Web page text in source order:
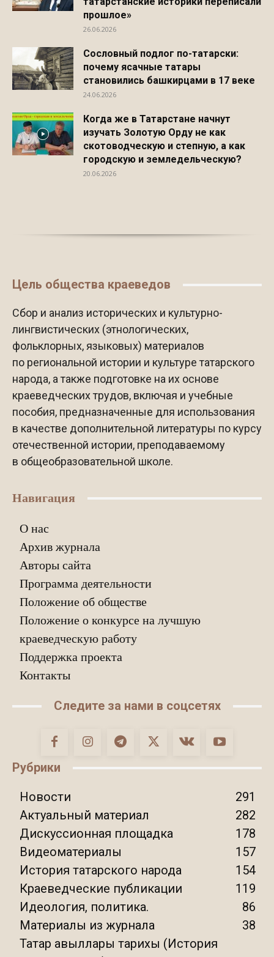
прошлое»
26.06.2026
Сословный подлог по-татарски:
почему ясачные татары
становились башкирцами в 17 веке
24.06.2026
Когда же в Татарстане начнут
изучать Золотую Орду не как
скотоводческую и степную, а как
городскую и земледельческую?
20.06.2026
Цель общества краеведов
Сбор и анализ исторических и культурно-
лингвистических (этнологических,
фольклорных, языковых) материалов
по региональной истории и культуре татарского
народа, а также подготовке на их основе
краеведческих трудов, включая и учебные
пособия, предназначенные для использования
в качестве дополнительной литературы по курсу
отечественной истории, преподаваемому
в общеобразовательной школе.
Навигация
О нас
Архив журнала
Авторы сайта
Программа деятельности
Положение об обществе
Положение о конкурсе на лучшую
краеведческую работу
Поддержка проекта
Контакты
Следите за нами в соцсетях
Рубрики
Новости
291
Актуальный материал
282
Дискуссионная площадка
178
Видеоматериалы
157
История татарского народа
154
Краеведческие публикации
119
Идеология, политика.
86
Материалы из журнала
38
Татар авыллары тарихы (История